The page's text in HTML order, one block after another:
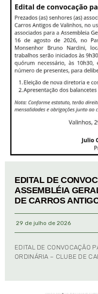
EDITAL DE
ASSEMBLÉIA
DE CARROS
29 de julho de 2026
EDITAL DE CONVOCAÇÃO
ORDINÁRIA – CLUBE DE